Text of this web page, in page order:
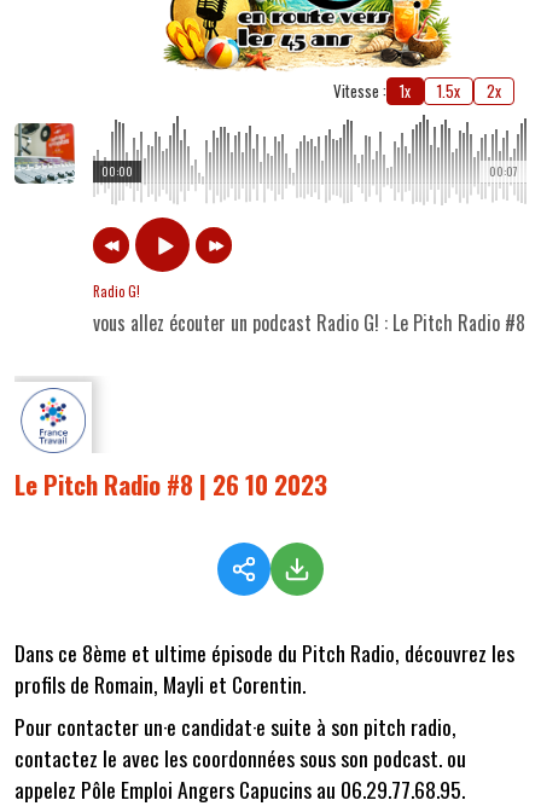
Vitesse : 1x 1.5x 2x
00:07
00:00
Radio G!
vous allez écouter un podcast Radio G! : Le Pitch Radio #8
Le Pitch Radio #8 | 26 10 2023
Dans ce 8ème et ultime épisode du Pitch Radio, découvrez les
profils de Romain, Mayli et Corentin.
Pour contacter un·e candidat·e suite à son pitch radio,
contactez le avec les coordonnées sous son podcast. ou
appelez Pôle Emploi Angers Capucins au 06.29.77.68.95.